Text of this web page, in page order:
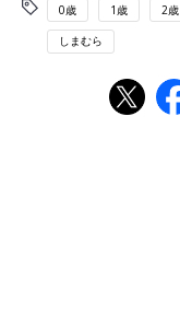
0歳 1歳 2歳
しまむら